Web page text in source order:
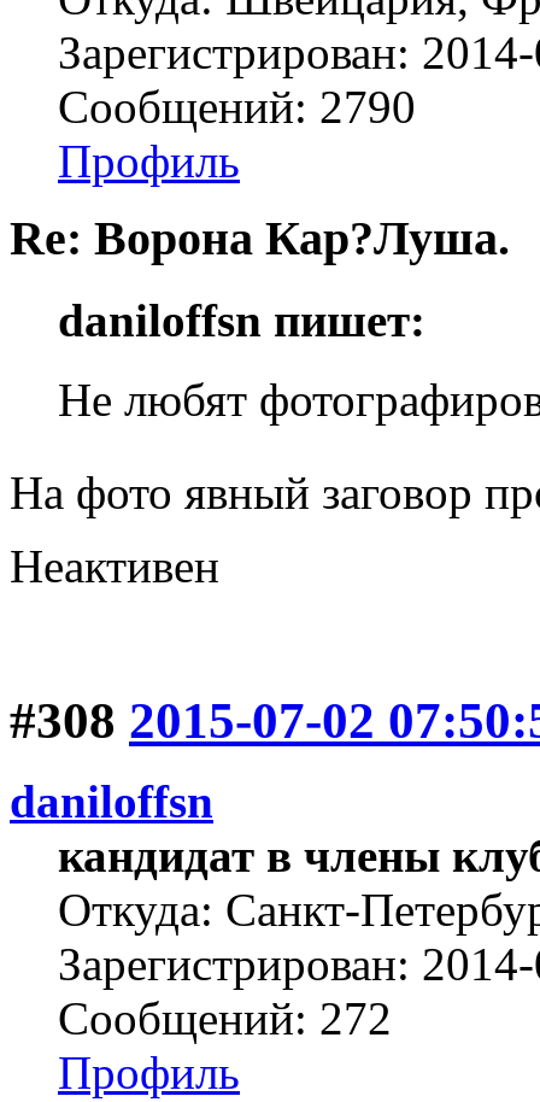
Зарегистрирован:
Сообщений: 2790
Профиль
Re: Ворона Кар?Луша.
daniloffsn пишет:
Не любят
На фото явный заговор
Неактивен
#308 2015-07-02
daniloffsn
кандидат в члены
Откуда: Санкт-
Зарегистрирован:
Сообщений: 272
Профиль